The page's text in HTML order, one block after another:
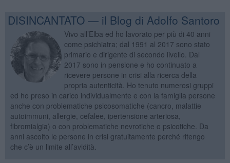
DISINCANTATO — il Blog di Adolfo Santoro
Vivo all’Elba ed ho lavorato per più di 40 anni
come psichiatra; dal 1991 al 2017 sono stato
primario e dirigente di secondo livello. Dal
2017 sono in pensione e ho continuato a
ricevere persone in crisi alla ricerca della
propria autenticità. Ho tenuto numerosi gruppi
ed ho preso in carico individualmente e con la famiglia persone
anche con problematiche psicosomatiche (cancro, malattie
autoimmuni, allergie, cefalee, ipertensione arteriosa,
fibromialgia) o con problematiche nevrotiche o psicotiche. Da
anni ascolto le persone in crisi gratuitamente perché ritengo
che c’è un limite all’avidità.